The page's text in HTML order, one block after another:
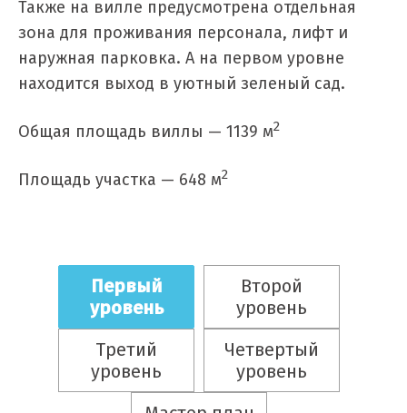
Также на вилле предусмотрена отдельная
зона для проживания персонала, лифт и
наружная парковка. А на первом уровне
находится выход в уютный зеленый сад.
Общая площадь виллы — 1139 м2
Площадь участка — 648 м2
Первый
уровень
Второй
уровень
Третий
уровень
Четвертый
уровень